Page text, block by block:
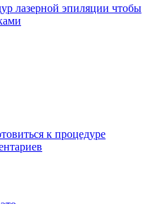
лазерной эпиляции чтобы
к процедуре